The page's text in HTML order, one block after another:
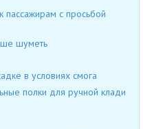
пассажирам с просьбой
шуметь
в условиях смога
полки для ручной клади